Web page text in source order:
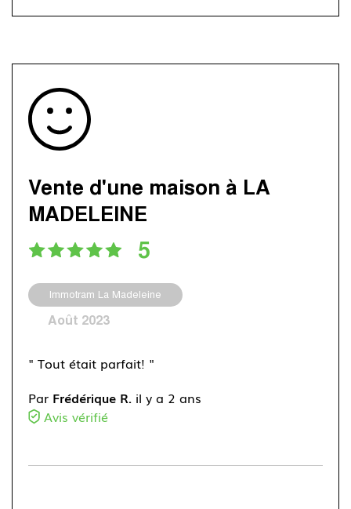
Vente d'une maison à LA
MADELEINE
5
Immotram La Madeleine
Août 2023
" Tout était parfait! "
Par Frédérique R. il y a 2 ans
Avis vérifié